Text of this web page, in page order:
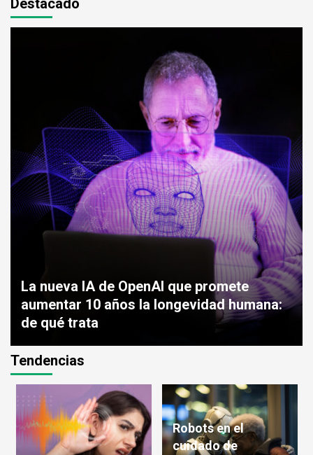
Destacado
La nueva IA de OpenAI que promete
aumentar 10 años la longevidad humana:
de qué trata
Tendencias
Robots en el
cuidado de
3
El papel de la formación de los grupos en la
vida diaria de los individuos